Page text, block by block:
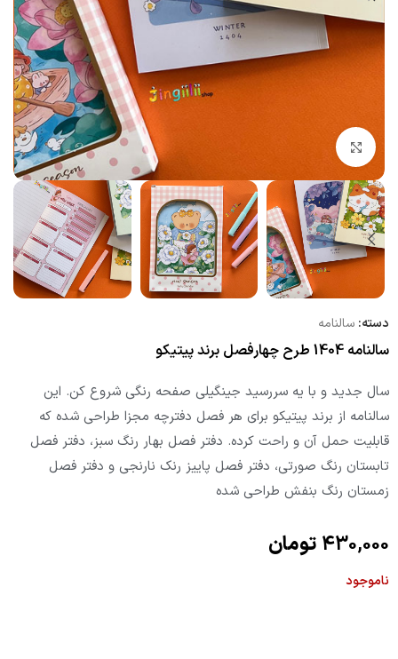
بزرگنمایی تصویر
دسته: سالنامه
سالنامه 1404 طرح چهارفصل برند پیتیکو
سال جدید و با یه سررسید جینگیلی صفحه رنگی شروع کن. این
سالنامه از برند پیتیکو برای هر فصل دفترچه مجزا طراحی شده که
قابلیت حمل آن و راحت کرده. دفتر فصل بهار رنگ سبز، دفتر فصل
تابستان رنگ صورتی، دفتر فصل پاییز رنک نارنجی و دفتر فصل
زمستان رنگ بنفش طراحی شده
430,000 تومان
ناموجود